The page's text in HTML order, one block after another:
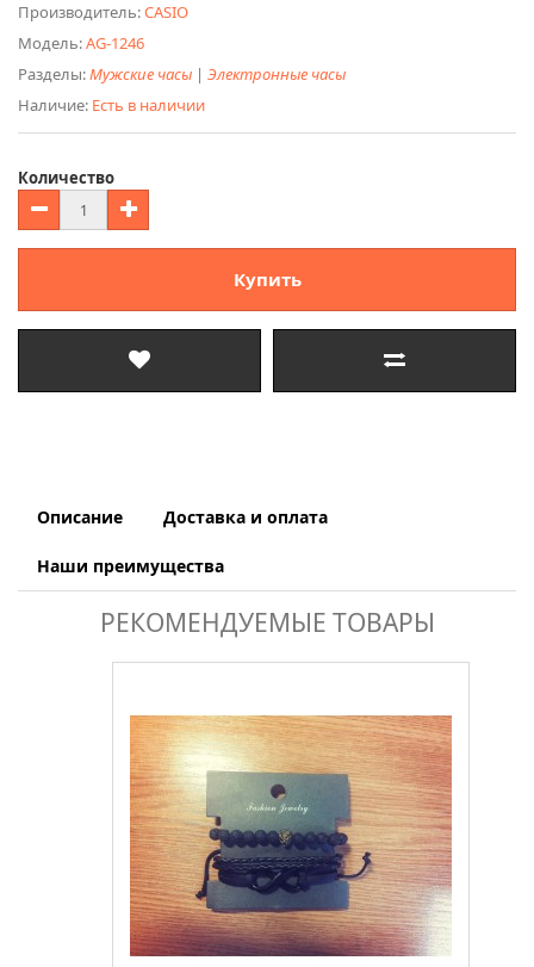
Производитель:CASIO
Модель:AG-1246
Разделы:Мужские часы | Электронные часы
Наличие: Есть в наличии
Количество
Купить
Описание Доставка и оплата
Наши преимущества
РЕКОМЕНДУЕМЫЕ ТОВАРЫ